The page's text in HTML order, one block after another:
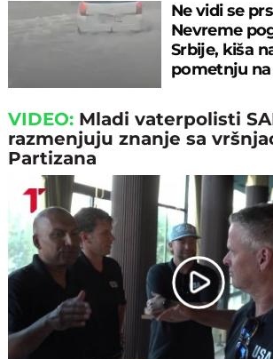
Ne vidi se
Nevreme
Srbije, kiša
pometnju
VIDEO: Mladi vaterpolisti
razmenjuju znanje sa
Partizana
Play
Video